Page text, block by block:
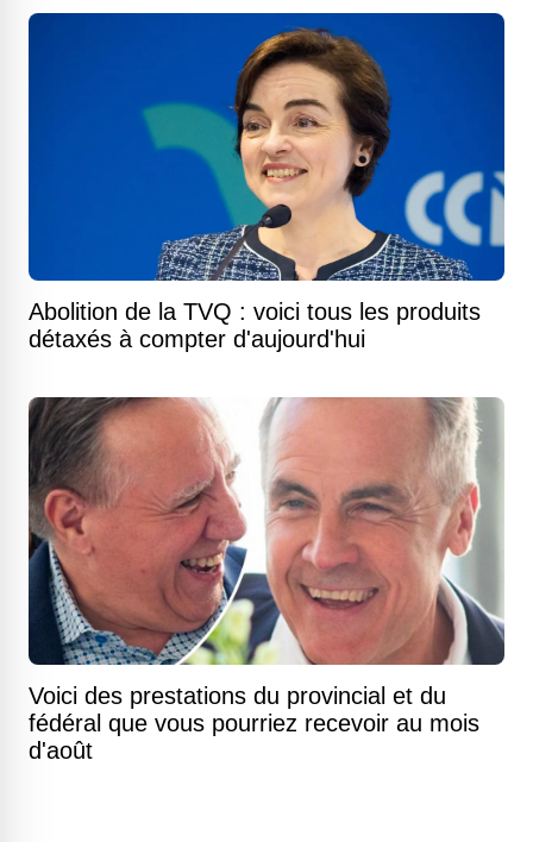
Abolition de la TVQ : voici tous les produits
détaxés à compter d'aujourd'hui
Voici des prestations du provincial et du
fédéral que vous pourriez recevoir au mois
d'août